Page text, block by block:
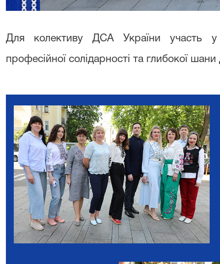
Для колективу ДСА України участь
професійної солідарності та глибокої